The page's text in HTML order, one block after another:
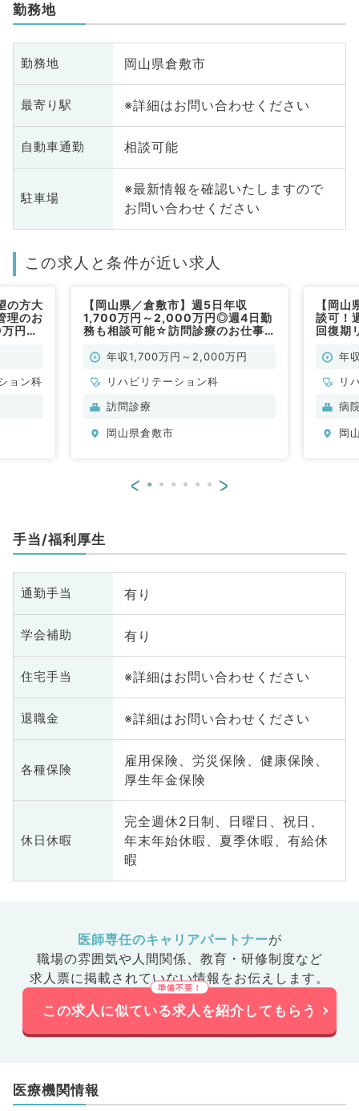
勤務地
勤務地 岡山県倉敷市
最寄り駅 ※詳細はお問い合わせください
自動車通勤 相談可能
駐車場
※最新情報を確認いたしますので
お問い合わせください
この求人と条件が近い求人
の方大
理のお
円～
ョン科
【岡山県／倉敷市】週5日年収
1,700万円～2,000万円◎週4日勤
務も相談可能☆訪問診療のお仕事
勤）年収1,700万円～2,000万円
リハビリテーション科
訪問診療
岡山県倉敷市
【岡
談可！
回復期
リの年
リ
病
岡
< >
手当/福利厚生
通勤手当 有り
学会補助 有り
住宅手当 ※詳細はお問い合わせください
退職金 ※詳細はお問い合わせください
各種保険
雇用保険、労災保険、健康保険、
厚生年金保険
休日休暇
完全週休2日制、日曜日、祝日、
年末年始休暇、夏季休暇、有給休
暇
医師専任のキャリアパートナーが
職場の雰囲気や人間関係、 教育・研修制度など
求人票に掲載されていない情報をお伝えします。
この求人に似ている求人を紹介してもらう
医療機関情報